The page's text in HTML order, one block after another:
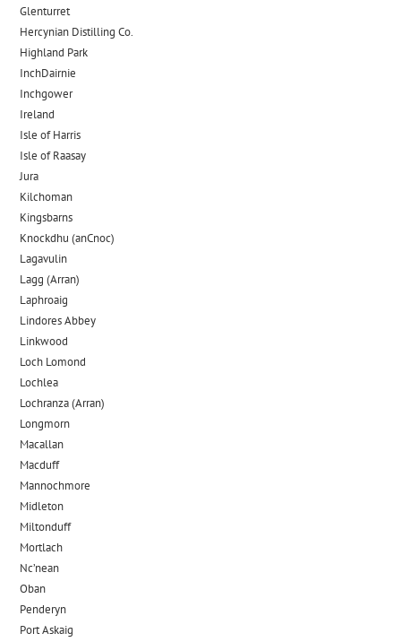
Glenturret
Hercynian Distilling Co.
Highland Park
InchDairnie
Inchgower
Ireland
Isle of Harris
Isle of Raasay
Jura
Kilchoman
Kingsbarns
Knockdhu (anCnoc)
Lagavulin
Lagg (Arran)
Laphroaig
Lindores Abbey
Linkwood
Loch Lomond
Lochlea
Lochranza (Arran)
Longmorn
Macallan
Macduff
Mannochmore
Midleton
Miltonduff
Mortlach
Nc’nean
Oban
Penderyn
Port Askaig